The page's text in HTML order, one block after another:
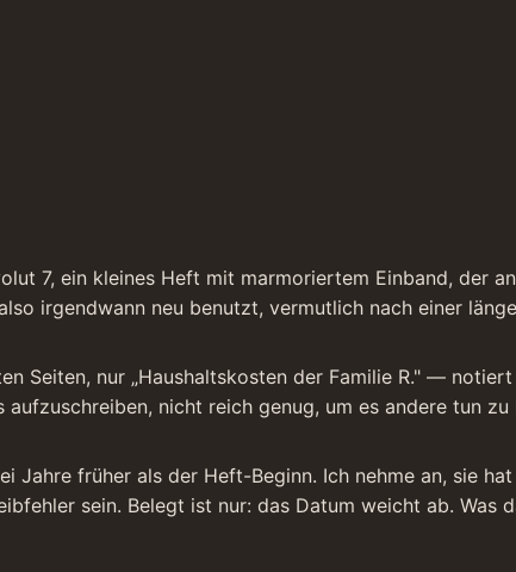
7, ein kleines Heft mit marmoriertem Einband, der
irgendwann neu benutzt, vermutlich nach einer
Seiten, nur „Haushaltskosten der Familie R." —
nicht reich genug, um es andere tun
Jahre früher als der Heft-Beginn. Ich nehme an, sie
sein. Belegt ist nur: das Datum weicht ab. Was